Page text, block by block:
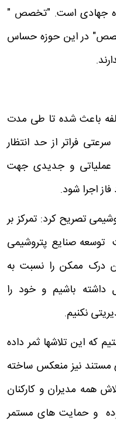
جهادی است. "تخصص "
در این حوزه حساس
باعث شده تا طی مدت
فراتر از حد انتظار
عملیاتی و جدیدی جهت
اجرا شود.
تصریح کرد: تمرکز بر
توسعه صنایع پتروشیمی
درک ممکن را نسبت به
داشته باشیم و خود را
نکنیم.
که این تلاشها ثمر داده
مستند نیز منعکس ساخته
همه مدیران و کارکنان
و حمایت های مستمر